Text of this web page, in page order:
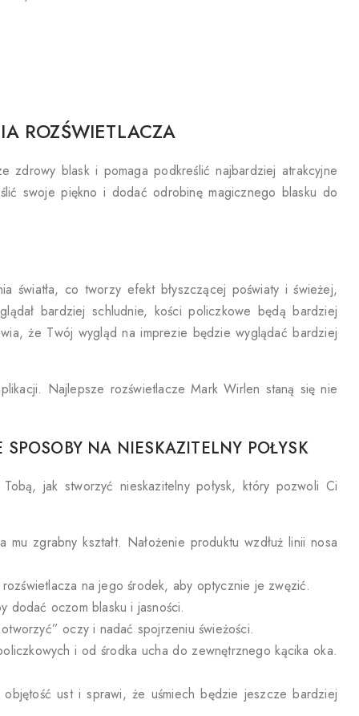
ROZŚWIETLACZA
zdrowy blask i pomaga podkreślić najbardziej atrakcyjne
swoje piękno i dodać odrobinę magicznego blasku do
światła, co tworzy efekt błyszczącej poświaty i świeżej,
bardziej schludnie, kości policzkowe będą bardziej
że Twój wygląd na imprezie będzie wyglądać bardziej
Najlepsze rozświetlacze Mark Wirlen staną się nie
NA NIESKAZITELNY POŁYSK
jak stworzyć nieskazitelny połysk, który pozwoli Ci
zgrabny kształt. Nałożenie produktu wzdłuż linii nosa
na jego środek, aby optycznie je zwęzić.
dodać oczom blasku i jasności.
oczy i nadać spojrzeniu świeżości.
i od środka ucha do zewnętrznego kącika oka.
ust i sprawi, że uśmiech będzie jeszcze bardziej